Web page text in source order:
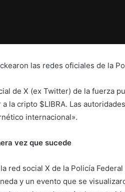
las redes oficiales de la
de X (ex Twitter) de la fuerza
la cripto $LIBRA. Las
internacional».
vez que sucede
red social X de la Policía
y un evento que se